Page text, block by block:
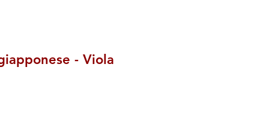
- Viola